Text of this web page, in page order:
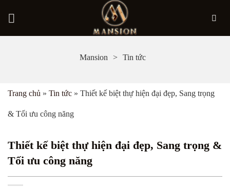
Mansion Tin tức
Trang chủ » Tin tức » Thiết kế biệt thự hiện đại đẹp, Sang trọng
& Tối ưu công năng
Thiết kế biệt thự hiện đại đẹp, Sang trọng &
Tối ưu công năng